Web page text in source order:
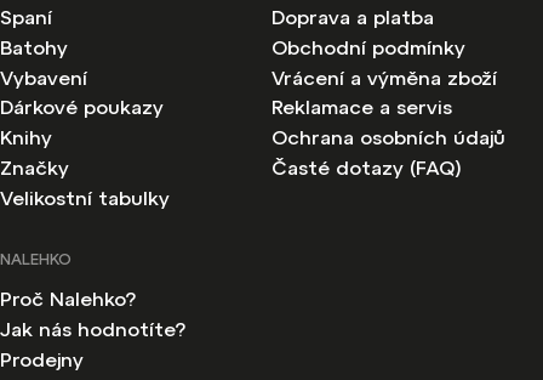
Spaní
Batohy
Vybavení
Dárkové poukazy
Knihy
Značky
Velikostní tabulky
Doprava a platba
Obchodní podmínky
Vrácení a výměna zboží
Reklamace a servis
Ochrana osobních údajů
Časté dotazy (FAQ)
NALEHKO
Proč Nalehko?
Jak nás hodnotíte?
Prodejny